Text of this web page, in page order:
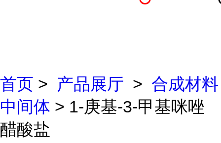
首页 > 产品展厅 > 合成材料
中间体 > 1-庚基-3-甲基咪唑
醋酸盐